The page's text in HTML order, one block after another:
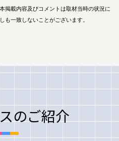
掲載内容及びコメントは取材当時の状況に
も一致しないことがございます。
のご紹介